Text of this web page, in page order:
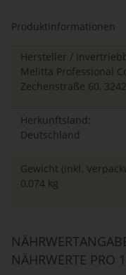
Produktinformationen
Hersteller /
Melitta Professional
Zechenstraße 60,
Herkunftsland:
Deutschland
Gewicht (inkl.
0,074 kg
NÄHRWERTE PRO